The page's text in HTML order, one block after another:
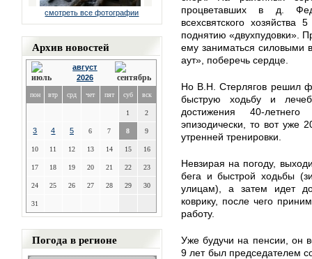
смотреть все фотографии
Архив новостей
август
2026
пон втр срд чет пят суб вск
1 2
3 4 5 6 7 8 9
10 11 12 13 14 15 16
17 18 19 20 21 22 23
24 25 26 27 28 29 30
31
Погода в регионе
процветавших в д.
всехсвятского
поднятию «двухпудовки».
ему заниматься силовыми
аут», поберечь сердце.
Но В.Н. Стерлягов решил
быструю ходьбу и
достижения 40-
эпизодически, то вот уже
утренней тренировки.
Невзирая на погоду,
бега и быстрой ходьбы
улицам), а затем идет
коврику, после чего
работу.
Уже будучи на пенсии, он
9 лет был председателем